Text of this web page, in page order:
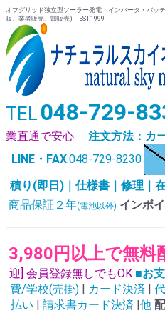
オフグリッド独立型ソーラー発電・インバータ・バッ
販、業者販売、卸販売) EST.1999
TEL 048-729-
業直通で安心
注文方法：カ
LINE・FAX:048-729-8230
積り(即日)｜仕様書｜修理｜
商品保証２年(電池以外) インボ
3,980円以上で無料
迎] 会員登録無しでもOK ■お
費/学校(売掛) | カード決済 |
払い | 請求書カード決済 |他